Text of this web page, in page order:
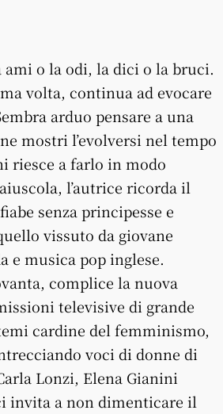
ami o la odi, la dici o la bruci.
volta, continua ad evocare
arduo pensare a una
mostri l’evolversi nel tempo
riesce a farlo in modo
l’autrice ricorda il
senza principesse e
vissuto da giovane
e musica pop inglese.
complice la nuova
televisive di grande
cardine del femminismo,
voci di donne di
Lonzi, Elena Gianini
invita a non dimenticare il